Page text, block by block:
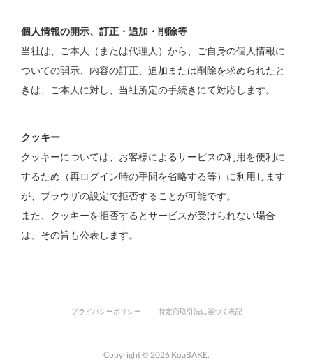
個人情報の開示、訂正・追加・削除等
当社は、ご本人（または代理人）から、ご自身の個人情報に
ついての開示、内容の訂正、追加または削除を求められたと
きは、ご本人に対し、当社所定の手続きにて対応します。
クッキー
クッキーについては、お客様によるサービスの利用を便利に
するため（再ログイン時の手間を省略する等）に利用します
が、ブラウザの設定で拒否することが可能です。
また、クッキーを拒否するとサービスが受けられない場合
は、その旨も公表します。
プライバシーポリシー 特定商取引法に基づく表記
Copyright © 2026 KoaBAKE.